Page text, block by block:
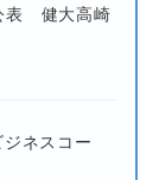
表 健大高崎
ネスコー